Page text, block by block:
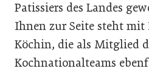
Patissiers des Landes
Ihnen zur Seite steht mit
Köchin, die als Mitglied
Kochnationalteams